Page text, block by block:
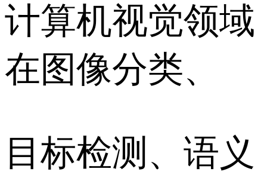
计算机视觉领域
在图像分类、
目标检测、语义